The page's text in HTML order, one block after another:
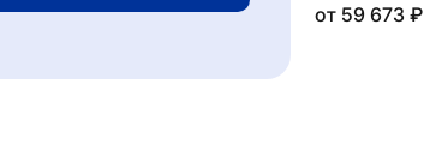
от 59 673 ₽